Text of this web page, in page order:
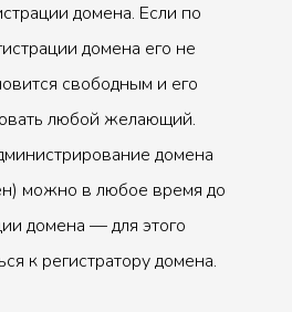
домена. Если по
домена его не
свободным и его
любой желающий.
домена
можно в любое время до
домена — для этого
к регистратору домена.